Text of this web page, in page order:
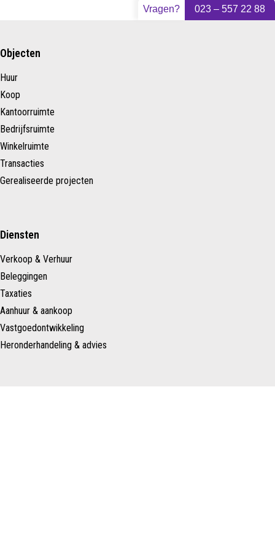
Vragen? 023 – 557 22 88
Objecten
Huur
Koop
Kantoorruimte
Bedrijfsruimte
Winkelruimte
Transacties
Gerealiseerde projecten
Diensten
Verkoop & Verhuur
Beleggingen
Taxaties
Aanhuur & aankoop
Vastgoedontwikkeling
Heronderhandeling & advies